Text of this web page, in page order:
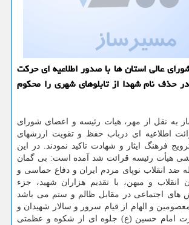
عالی استان ها با صدور اطلاعیه ای حركت
حذف نام شهدا از تابلوهای شهری را محكوم
به نقل از مهر، هیات رئیسه و اعضای شورای
اطلاعیه ای درباب حفظ و تقویت ارزشهای
فرهنگ ایثار و شهادت تاكید نمودند. در این
هیأت رئیسه قرائت شد آمده است: بی گمان
تحمیلی ۸ ساله ضد انقلاب نوپای مردم ایران و دفاع حماسی و
انقلاب و میهن، با تقدیم هزاران شهید، جزء
های اجتماعی در مقابل ظالم و ستم می باشد
معصومین و الهام از قیام سرور و سالار شهیدان و
امام حسین (ع) جلوه ای از شكوه و عظمتی